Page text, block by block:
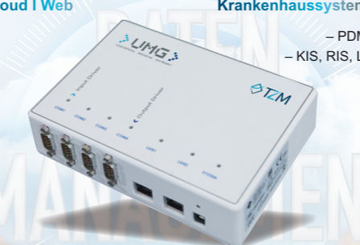
Mehr erfahren - kurz Video
UMG
Mehr erfahren - kurz Flyer
Services